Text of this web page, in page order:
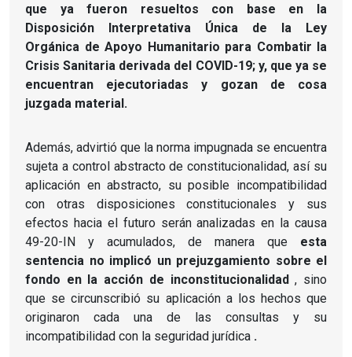
que ya fueron resueltos con base en la
Disposición Interpretativa Única de la Ley
Orgánica de Apoyo Humanitario para Combatir la
Crisis Sanitaria derivada del COVID-19; y, que ya se
encuentran ejecutoriadas y gozan de cosa
juzgada material.
Además, advirtió que la norma impugnada se encuentra
sujeta a control abstracto de constitucionalidad, así su
aplicación en abstracto, su posible incompatibilidad
con otras disposiciones constitucionales y sus
efectos hacia el futuro serán analizadas en la causa
49-20-IN y acumulados, de manera que esta
sentencia no implicó un prejuzgamiento sobre el
fondo en la acción de inconstitucionalidad, sino
que se circunscribió su aplicación a los hechos que
originaron cada una de las consultas y su
incompatibilidad con la seguridad jurídica .